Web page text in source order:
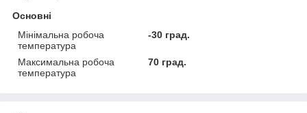
Основні
Мінімальна робоча
температура
-30 град.
Максимальна робоча
температура
70 град.